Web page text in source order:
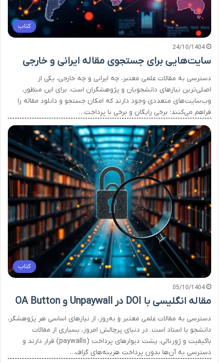
کتاب
24/10/1404
سایت‌هایی برای جستجوی مقاله ایرانی و خارجی
دسترسی به مقالات علمی معتبر، چه ایرانی و چه خارجی، یکی از
اصلی‌ترین نیازهای دانشجویان و پژوهشگران است. برای این منظور،
وب‌سایت‌های متعددی وجود دارند که امکان جستجو و دانلود مقاله را
فراهم می‌کنند؛ برخی رایگان و برخی با پرداخت…
کتاب
05/10/1404
مقاله انگلیسی با DOI در Unpaywall و OA Button
دسترسی به مقالات علمی معتبر و به‌روز، از نیازهای اساسی هر پژوهشگر،
دانشجو یا استاد است. در دنیای پرچالش امروز، بسیاری از مقالات
باکیفیت و ژورنالی، پشت دیوارهای پرداخت (paywalls) قرار دارند و
دسترسی به آن‌ها بدون پرداخت هزینه‌های گزاف…